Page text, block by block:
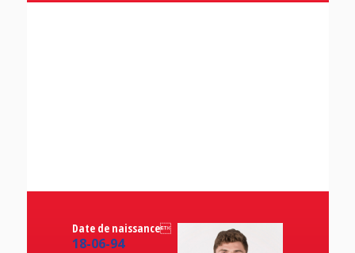
Date de naissance
18-06-94